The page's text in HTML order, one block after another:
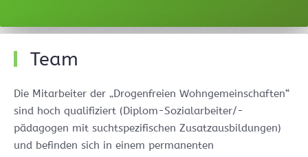
Team
Die Mitarbeiter der „Drogenfreien Wohngemeinschaften“
sind hoch qualifiziert (Diplom-Sozialarbeiter/-
pädagogen mit suchtspezifischen Zusatzausbildungen)
und befinden sich in einem permanenten